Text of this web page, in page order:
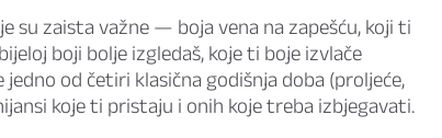
su zaista važne — boja vena na zapešću, koji ti
boji bolje izgledaš, koje ti boje izvlače
od četiri klasična godišnja doba (proljeće,
koje ti pristaju i onih koje treba izbjegavati.